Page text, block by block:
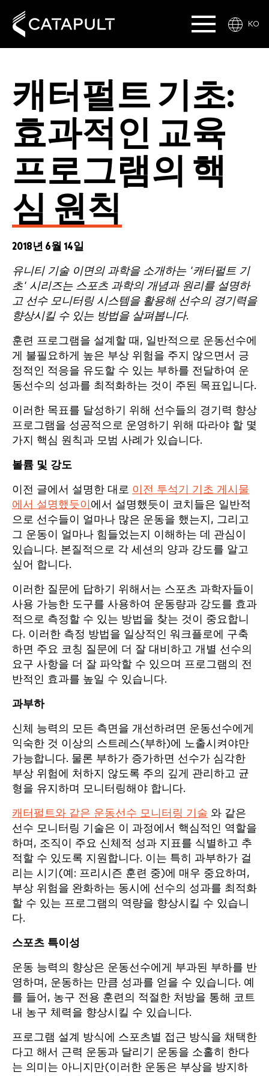
KO
캐터펄트 기초:
효과적인 교육
프로그램의 핵
심 원칙
2018년 6월 14일
유니티 기술 이면의 과학을 소개하는 '캐터펄트 기
초' 시리즈는 스포츠 과학의 개념과 원리를 설명하
고 선수 모니터링 시스템을 활용해 선수의 경기력을
향상시킬 수 있는 방법을 살펴봅니다.
훈련 프로그램을 설계할 때, 일반적으로 운동선수에
게 불필요하게 높은 부상 위험을 주지 않으면서 긍
정적인 적응을 유도할 수 있는 부하를 전달하여 운
동선수의 성과를 최적화하는 것이 주된 목표입니다.
이러한 목표를 달성하기 위해 선수들의 경기력 향상
프로그램을 성공적으로 운영하기 위해 따라야 할 몇
가지 핵심 원칙과 모범 사례가 있습니다.
볼륨 및 강도
이전 글에서 설명한 대로 이전 투석기 기초 게시물
에서 설명했듯이 에서 설명했듯이 코치들은 일반적
으로 선수들이 얼마나 많은 운동을 했는지, 그리고
그 운동이 얼마나 힘들었는지 이해하는 데 관심이
있습니다. 본질적으로 각 세션의 양과 강도를 알고
싶어 합니다.
이러한 질문에 답하기 위해서는 스포츠 과학자들이
사용 가능한 도구를 사용하여 운동량과 강도를 효과
적으로 측정할 수 있는 방법을 찾는 것이 중요합니
다. 이러한 측정 방법을 일상적인 워크플로에 구축
하면 주요 코칭 질문에 더 잘 대비하고 개별 선수의
요구 사항을 더 잘 파악할 수 있으며 프로그램의 전
반적인 효과를 높일 수 있습니다.
과부하
신체 능력의 모든 측면을 개선하려면 운동선수에게
익숙한 것 이상의 스트레스(부하)에 노출시켜야만
가능합니다. 물론 부하가 증가하면 선수가 심각한
부상 위험에 처하지 않도록 주의 깊게 관리하고 균
형을 유지하며 모니터링해야 합니다.
캐터펄트와 같은 운동선수 모니터링 기술 와 같은
선수 모니터링 기술은 이 과정에서 핵심적인 역할을
하며, 조직이 주요 신체적 성과 지표를 식별하고 추
적할 수 있도록 지원합니다. 이는 특히 과부하가 걸
리는 시기(예: 프리시즌 훈련 중)에 매우 중요하며,
부상 위험을 완화하는 동시에 선수의 성과를 최적화
할 수 있는 프로그램의 역량을 향상시킬 수 있습니
다.
스포츠 특이성
운동 능력의 향상은 운동선수에게 부과된 부하를 반
영하며, 운동하는 만큼 성과를 얻을 수 있습니다. 예
를 들어, 농구 전용 훈련의 적절한 처방을 통해 코트
내 농구 체력을 향상시킬 수 있습니다.
프로그램 설계 방식에 스포츠별 접근 방식을 채택한
다고 해서 근력 운동과 달리기 운동을 소홀히 한다
는 의미는 아니지만(이러한 운동은 부상을 방지하